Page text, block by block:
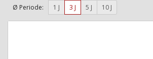
Ø Periode:
1 J 3 J 5 J 10 J